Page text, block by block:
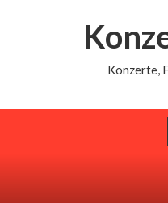
Konzerte,